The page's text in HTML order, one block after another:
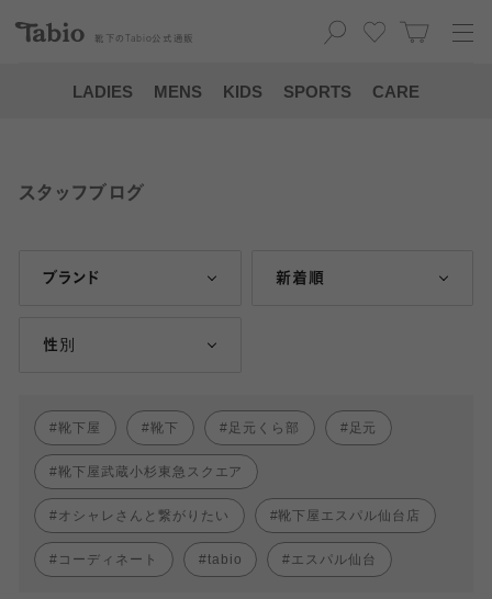
靴下の Tabio 公式通販
LADIES MENS KIDS SPORTS CARE
スタッフブログ
ブランド 新着順
性別
靴下屋 靴下 足元くら部 足元
靴下屋武蔵小杉東急スクエア
オシャレさんと繋がりたい 靴下屋エスパル仙台店
コーディネート tabio エスパル仙台